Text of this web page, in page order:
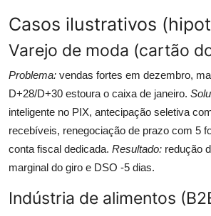
Casos ilustrativos
Varejo de moda (cartão
Problema: vendas fortes em dezembro,
D+28/D+30 estoura o caixa de janeiro.
inteligente no PIX, antecipação seletiva
recebíveis, renegociação de prazo com 5
conta fiscal dedicada. Resultado: redução
marginal do giro e DSO -5 dias.
Indústria de alimentos